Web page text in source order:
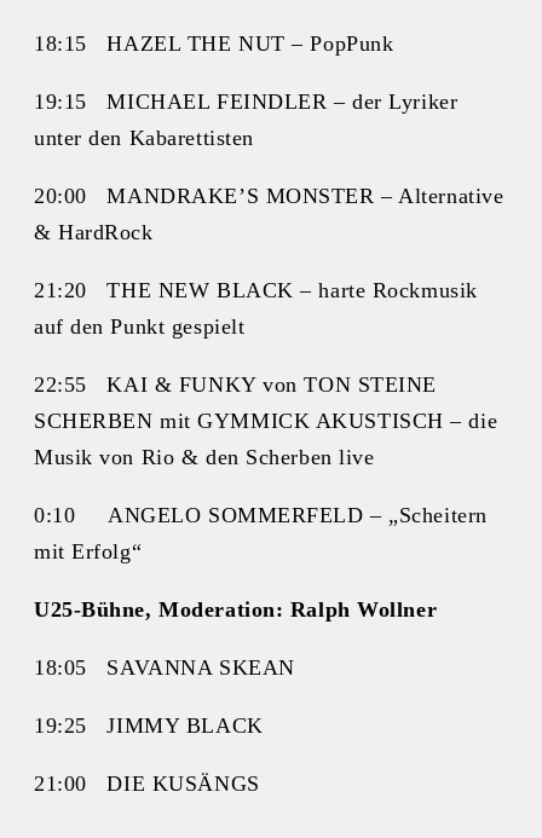
18:15 HAZEL THE NUT – PopPunk
19:15 MICHAEL FEINDLER – der Lyriker
unter den Kabarettisten
20:00 MANDRAKE’S MONSTER – Alternative
& HardRock
21:20 THE NEW BLACK – harte Rockmusik
auf den Punkt gespielt
22:55 KAI & FUNKY von TON STEINE
SCHERBEN mit GYMMICK AKUSTISCH – die
Musik von Rio & den Scherben live
0:10 ANGELO SOMMERFELD – „Scheitern
mit Erfolg“
U25-Bühne, Moderation: Ralph Wollner
18:05 SAVANNA SKEAN
19:25 JIMMY BLACK
21:00 DIE KUSÄNGS